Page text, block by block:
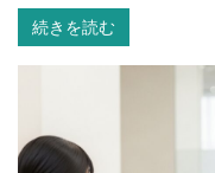
続きを読む